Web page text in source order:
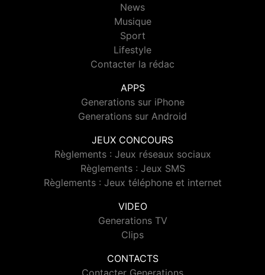
News
Musique
Sport
Lifestyle
Contacter la rédac
APPS
Generations sur iPhone
Generations sur Android
JEUX CONCOURS
Règlements : Jeux réseaux sociaux
Règlements : Jeux SMS
Règlements : Jeux téléphone et internet
VIDEO
Generations TV
Clips
CONTACTS